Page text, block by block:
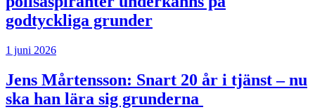
godtyckliga grunder
1 juni 2026
Jens Mårtensson: Snart 20 år i tjänst – nu
ska han lära sig grunderna